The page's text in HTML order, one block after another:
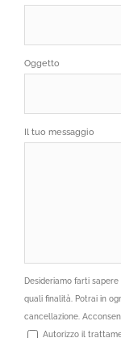
Oggetto
Il tuo messaggio
Desideriamo farti
quali finalità. Potrai in
cancellazione.
Autorizzo il